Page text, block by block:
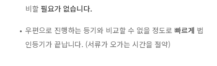
비할 필요가 없습니다.
우편으로 진행하는 등기와 비교할 수 없을 정도로 빠르게 법
인등기가 끝납니다. (서류가 오가는 시간을 절약)